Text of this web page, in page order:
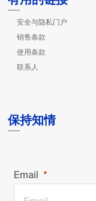
安全与隐私门户
销售条款
使用条款
联系人
保持知情
Email